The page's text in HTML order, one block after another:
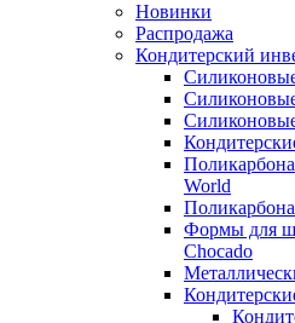
Новинки
Распродажа
Кондитерский
World
Формы для
Chocado